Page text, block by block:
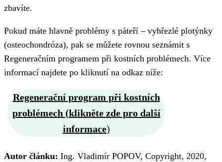
zbavíte.
Pokud máte hlavně problémy s páteří – vyhřezlé plotýnky
(osteochondróza), pak se můžete rovnou seznámit s
Regeneračním programem při kostních problémech. Více
informací najdete po kliknutí na odkaz níže:
Regenerační program při kostních
problémech (klikněte zde pro další
informace)
Autor článku: Ing. Vladimír POPOV, Copyright, 2020,